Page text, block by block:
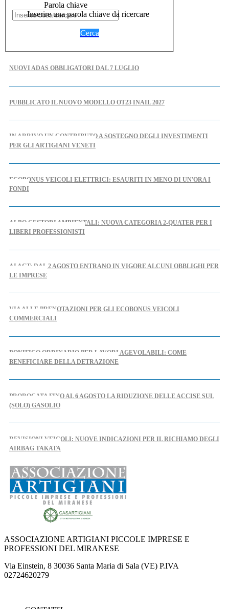
Parola chiave
Inserire una parola chiave da ricercare
Cerca
NUOVI ADAS OBBLIGATORI DAL 7 LUGLIO
PUBBLICATO IL NUOVO MODELLO OT23 INAIL 2027
IN ARRIVO UN CONTRIBUTO A SOSTEGNO DEGLI INVESTIMENTI
PER GLI ARTIGIANI VENETI
ECOBONUS VEICOLI ELETTRICI: ESAURITI IN MENO DI UN'ORA I
FONDI
ALBO GESTORI AMBIENTALI: NUOVA CATEGORIA 2-QUATER PER I
LIBERI PROFESSIONISTI
AI ACT: DAL 2 AGOSTO ENTRANO IN VIGORE ALCUNI OBBLIGHI PER
LE IMPRESE
VIA ALLE PRENOTAZIONI PER GLI ECOBONUS VEICOLI
COMMERCIALI
BONIFICO ORDINARIO PER LAVORI AGEVOLABILI: COME
BENEFICIARE DELLA DETRAZIONE
PROROGATA FINO AL 6 AGOSTO LA RIDUZIONE DELLE ACCISE SUL
(SOLO) GASOLIO
REVISIONI VEICOLI: NUOVE INDICAZIONI PER IL RICHIAMO DEGLI
AIRBAG TAKATA
AL VIA IL TAVOLO REGIONALE PER L'ARTIGIANATO
NUOVO DPCM AUTOMOTIVE: CASARTIGIANI SCRIVE AL MINISTRO
COMUNICAZIONI DI CONFERMA DEGLI INVESTIMENTI
ASSOCIAZIONE ARTIGIANI PICCOLE IMPRESE E
PROFESSIONI DEL MIRANESE
Via Einstein, 8 30036 Santa Maria di Sala (VE) P.IVA
02724620279